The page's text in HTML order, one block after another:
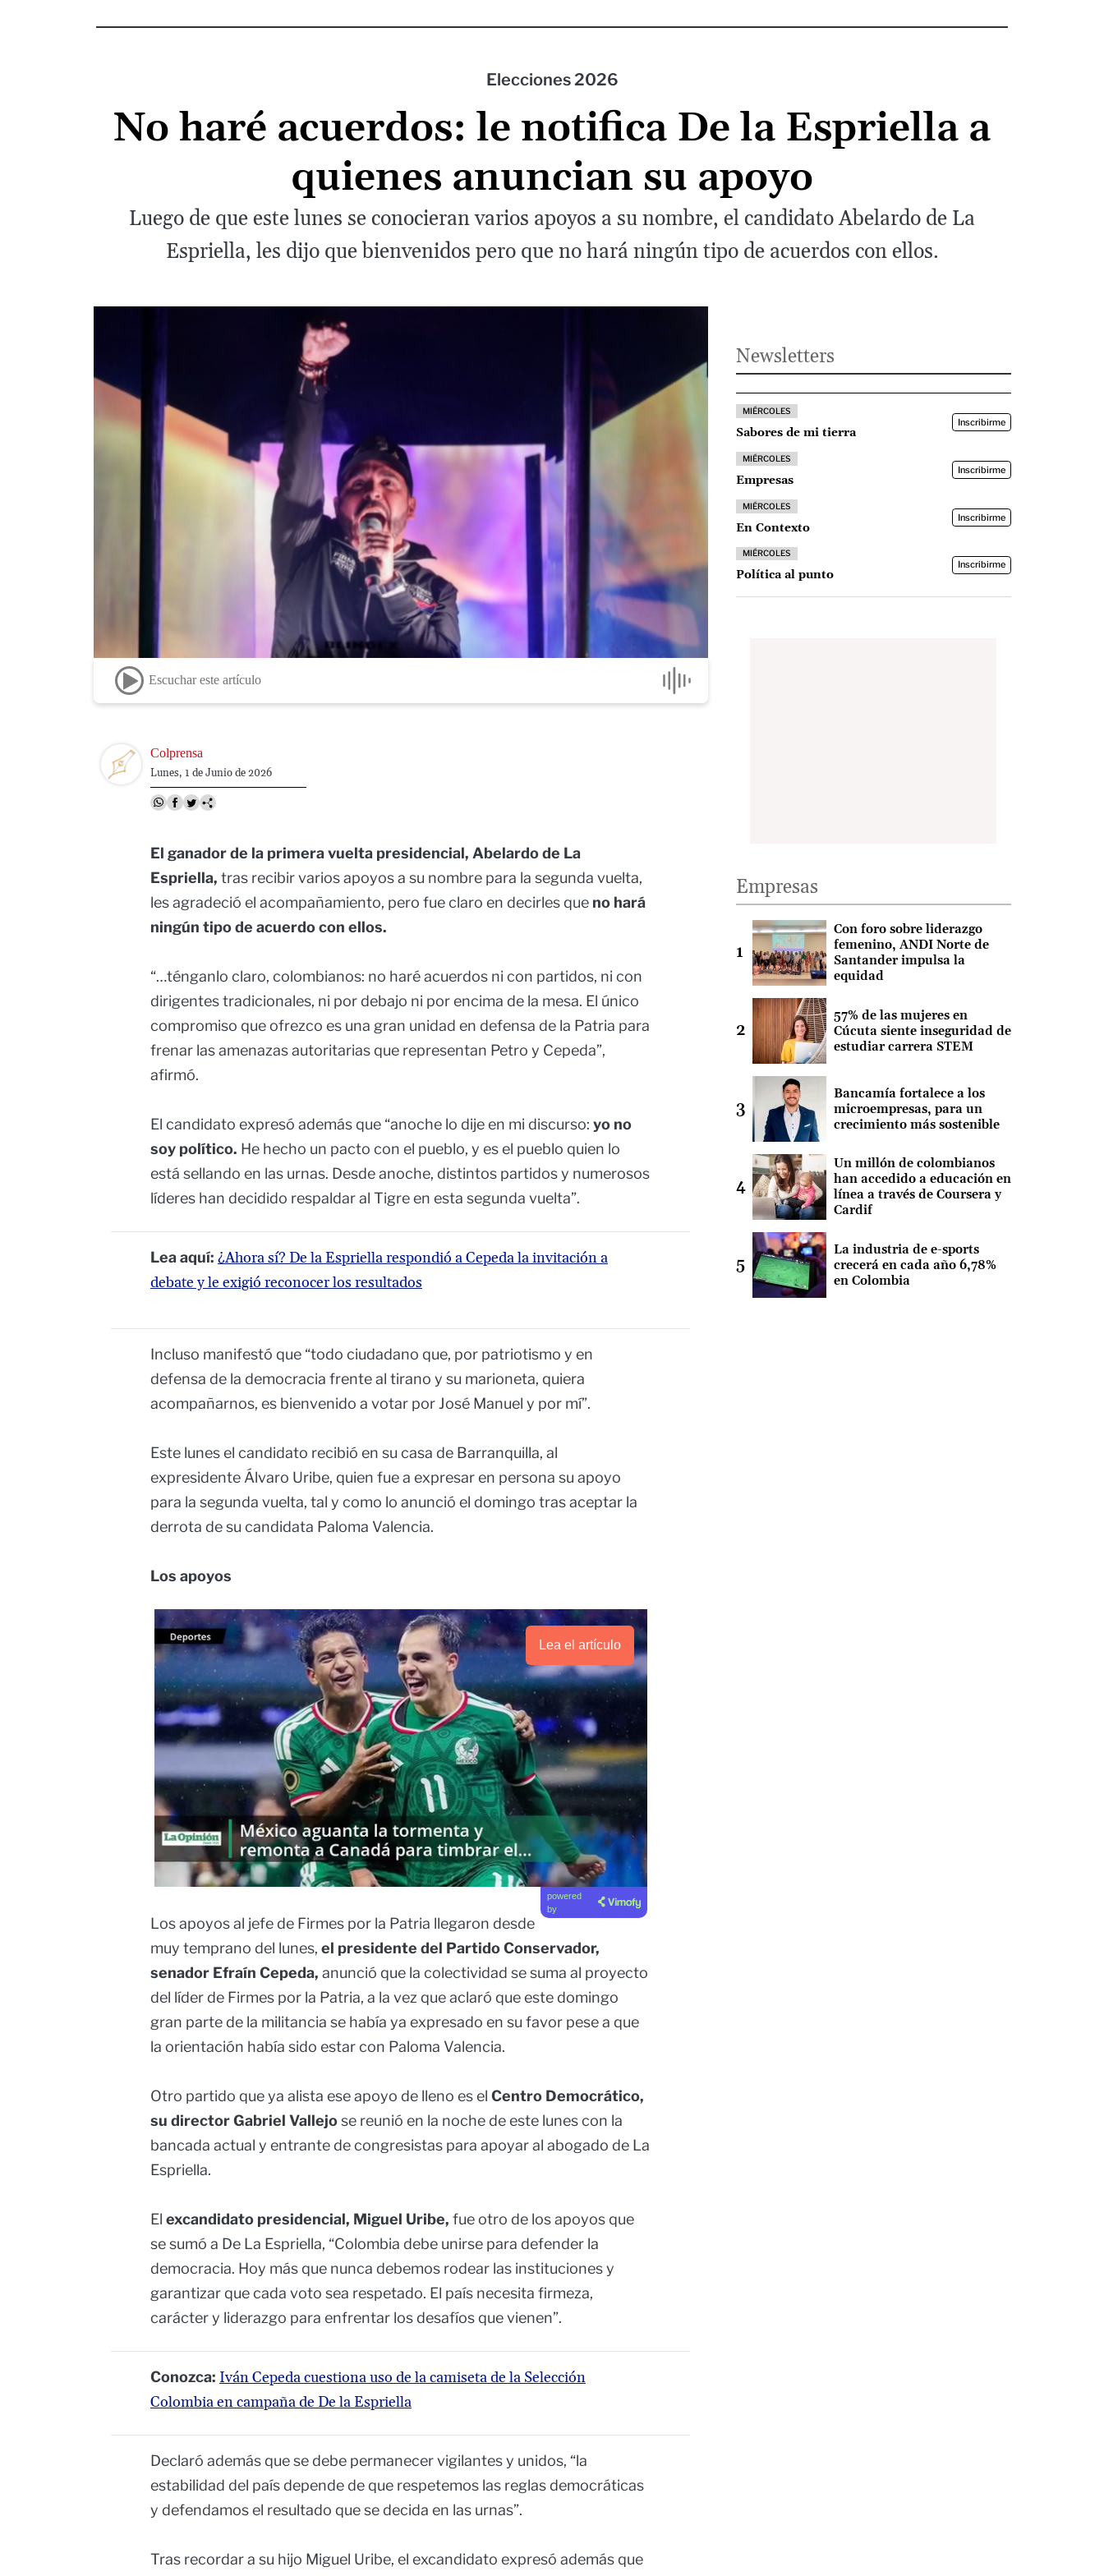
Elecciones 2026
No haré acuerdos: le notifica De la Espriella a
quienes anuncian su apoyo
Luego de que este lunes se conocieran varios apoyos a su nombre, el candidato Abelardo de La
Espriella, les dijo que bienvenidos pero que no hará ningún tipo de acuerdos con ellos.
Escuchar este artículo
Image Colprensa
Lunes, 1 de Junio de 2026
El ganador de la primera vuelta presidencial, Abelardo de La
Espriella, tras recibir varios apoyos a su nombre para la segunda vuelta,
les agradeció el acompañamiento, pero fue claro en decirles que no hará
ningún tipo de acuerdo con ellos.
“…ténganlo claro, colombianos: no haré acuerdos ni con partidos, ni con
dirigentes tradicionales, ni por debajo ni por encima de la mesa. El único
compromiso que ofrezco es una gran unidad en defensa de la Patria para
frenar las amenazas autoritarias que representan Petro y Cepeda”,
afirmó.
El candidato expresó además que “anoche lo dije en mi discurso: yo no
soy político. He hecho un pacto con el pueblo, y es el pueblo quien lo
está sellando en las urnas. Desde anoche, distintos partidos y numerosos
líderes han decidido respaldar al Tigre en esta segunda vuelta”.
Lea aquí: ¿Ahora sí? De la Espriella respondió a Cepeda la invitación a
debate y le exigió reconocer los resultados
Incluso manifestó que “todo ciudadano que, por patriotismo y en
defensa de la democracia frente al tirano y su marioneta, quiera
acompañarnos, es bienvenido a votar por José Manuel y por mí”.
Este lunes el candidato recibió en su casa de Barranquilla, al
expresidente Álvaro Uribe, quien fue a expresar en persona su apoyo
para la segunda vuelta, tal y como lo anunció el domingo tras aceptar la
derrota de su candidata Paloma Valencia.
Los apoyos
Lea el artículo
powered
by
Los apoyos al jefe de Firmes por la Patria llegaron desde
muy temprano del lunes, el presidente del Partido Conservador,
senador Efraín Cepeda, anunció que la colectividad se suma al proyecto
del líder de Firmes por la Patria, a la vez que aclaró que este domingo
gran parte de la militancia se había ya expresado en su favor pese a que
la orientación había sido estar con Paloma Valencia.
Otro partido que ya alista ese apoyo de lleno es el Centro Democrático,
su director Gabriel Vallejose reunió en la noche de este lunes con la
bancada actual y entrante de congresistas para apoyar al abogado de La
Espriella.
El excandidato presidencial, Miguel Uribe, fue otro de los apoyos que
se sumó a De La Espriella, “Colombia debe unirse para defender la
democracia. Hoy más que nunca debemos rodear las instituciones y
garantizar que cada voto sea respetado. El país necesita firmeza,
carácter y liderazgo para enfrentar los desafíos que vienen”.
Conozca: Iván Cepeda cuestiona uso de la camiseta de la Selección
Colombia en campaña de De la Espriella
Declaró además que se debe permanecer vigilantes y unidos, “la
estabilidad del país depende de que respetemos las reglas democráticas
y defendamos el resultado que se decida en las urnas”.
Tras recordar a su hijo Miguel Uribe, el excandidato expresó además que
Newsletters
MIÉRCOLES
Sabores de mi tierra
Inscribirme
MIÉRCOLES
Empresas
Inscribirme
MIÉRCOLES
En Contexto
Inscribirme
MIÉRCOLES
Política al punto
Inscribirme
Empresas
Con foro sobre liderazgo
femenino, ANDI Norte de
Santander impulsa la
equidad
57% de las mujeres en
Cúcuta siente inseguridad de
estudiar carrera STEM
Bancamía fortalece a los
microempresas, para un
crecimiento más sostenible
Un millón de colombianos
han accedido a educación en
línea a través de Coursera y
Cardif
La industria de e-sports
crecerá en cada año 6,78%
en Colombia